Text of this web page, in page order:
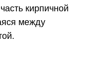
кирпичной
между